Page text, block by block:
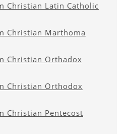
Christian Latin Catholic
Christian Marthoma
Christian Orthadox
Christian Orthodox
Christian Pentecost